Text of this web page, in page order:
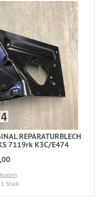
REPARATURBLECH
7119rk K3C/E474
Stück